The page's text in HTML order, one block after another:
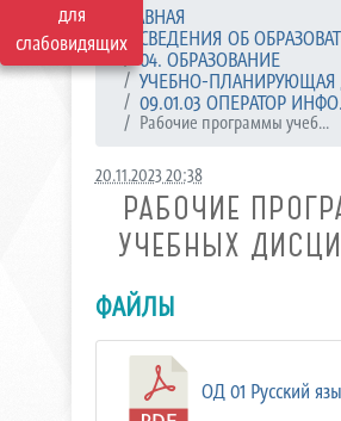
для
слабовидящих
ГЛАВНАЯ
СВЕДЕНИЯ ОБ
04. ОБРАЗОВАНИЕ
УЧЕБНО-ПЛАНИРУЮЩАЯ
09.01.03 ОПЕРАТОР
Рабочие программы учеб...
20.11.2023 20:38
РАБОЧИЕ
УЧЕБНЫХ
ФАЙЛЫ
ОД 01 Русский